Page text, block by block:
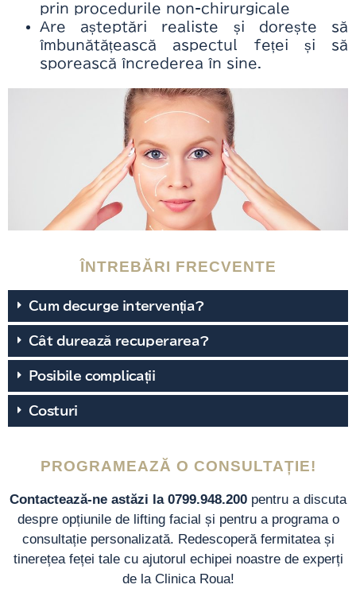
prin procedurile non-chirurgicale
Are așteptări realiste și dorește să
îmbunătățească aspectul feței și să
sporească încrederea în sine.
ÎNTREBĂRI FRECVENTE
Cum decurge intervenția?
Cât durează recuperarea?
Posibile complicații
Costuri
PROGRAMEAZĂ O CONSULTAȚIE!
Contactează-ne astăzi la 0799.948.200 pentru a discuta
despre opțiunile de lifting facial și pentru a programa o
consultație personalizată. Redescoperă fermitatea și
tinerețea feței tale cu ajutorul echipei noastre de experți
de la Clinica Roua!